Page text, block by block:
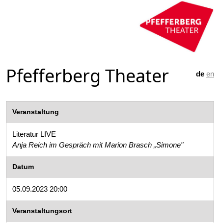
de en
Pfefferberg Theater
Veranstaltung
Literatur LIVE
Anja Reich im Gespräch mit Marion Brasch „Simone"
Datum
05.09.2023 20:00
Veranstaltungsort